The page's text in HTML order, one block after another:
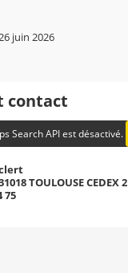
juin 2026
contact
Search API est désactivé.
TOULOUSE CEDEX 2
75